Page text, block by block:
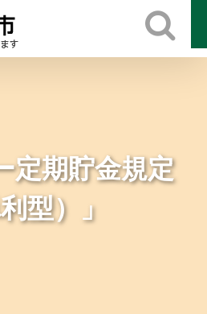
定期貯金規定
利型）」